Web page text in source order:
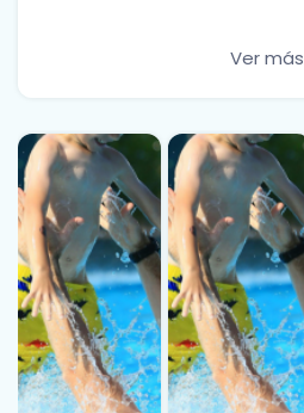
Ver más